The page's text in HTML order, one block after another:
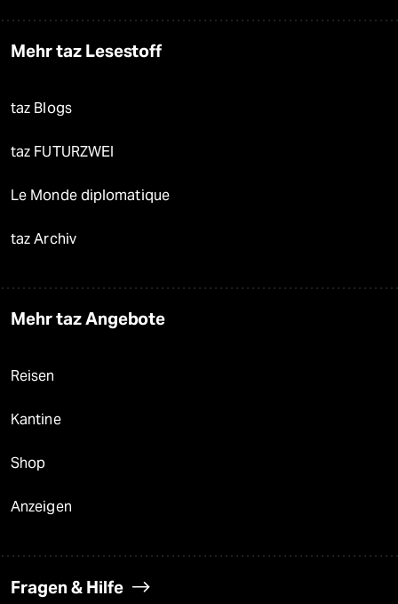
Mehr taz Lesestoff
taz Blogs
taz FUTURZWEI
Le Monde diplomatique
taz Archiv
Mehr taz Angebote
Reisen
Kantine
Shop
Anzeigen
Fragen & Hilfe